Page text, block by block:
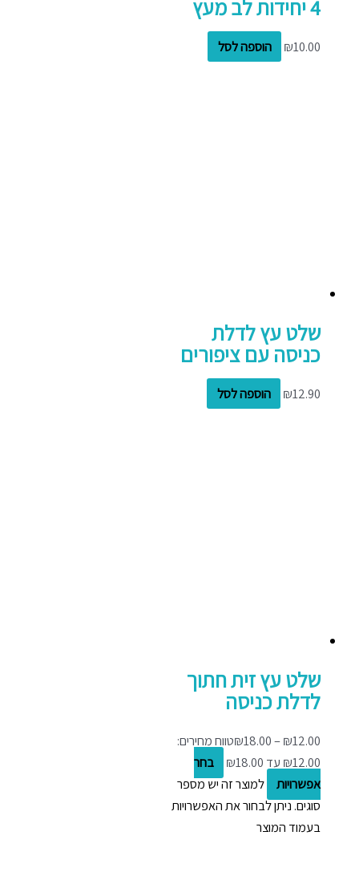
4 יחידות לב מעץ
₪10.00 הוספה לסל
שלט עץ לדלת
כניסה עם ציפורים
₪12.90 הוספה לסל
שלט עץ זית חתוך
לדלת כניסה
₪12.00
–
₪18.00 טווח מחירים:
בחר
אפשרויות
למוצר זה יש מספר
סוגים. ניתן לבחור את האפשרויות
בעמוד המוצר